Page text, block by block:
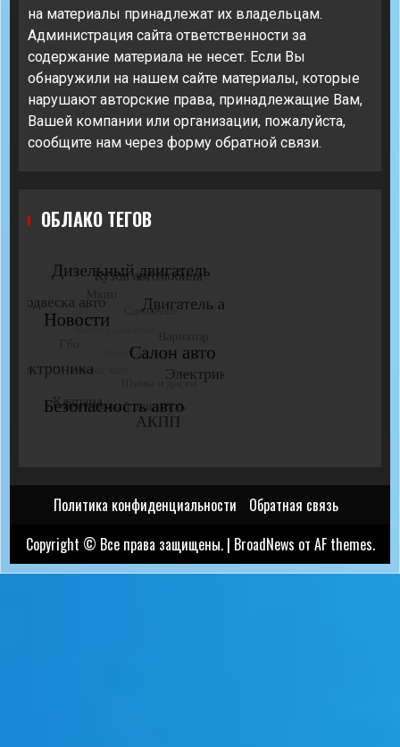
на материалы принадлежат их владельцам.
Администрация сайта ответственности за
содержание материала не несет. Если Вы
обнаружили на нашем сайте материалы, которые
нарушают авторские права, принадлежащие Вам,
Вашей компании или организации, пожалуйста,
сообщите нам через форму обратной связи.
ОБЛАКО ТЕГОВ
Политика конфиденциальности
Обратная связь
Copyright © Все права защищены. | BroadNews от AF themes.